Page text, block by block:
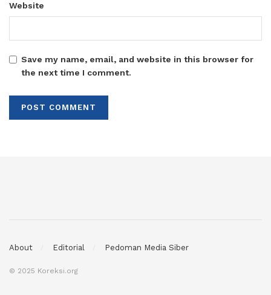
Website
Save my name, email, and website in this browser for
the next time I comment.
About Editorial Pedoman Media Siber
© 2025 Koreksi.org